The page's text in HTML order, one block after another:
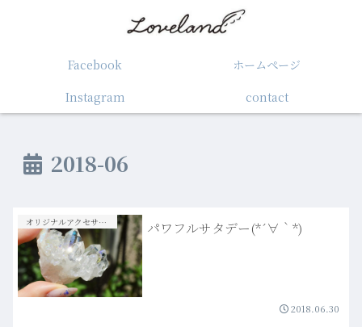
Facebook
ホームぺージ
Instagram
contact
2018-06
オリジナルアクセサリー パワフルサタデー(*´∀｀*)
2018.06.30